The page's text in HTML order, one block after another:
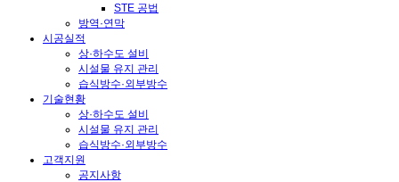
STE 공법
방역·연막
시공실적
상·하수도 설비
시설물 유지 관리
습식방수·외부방수
기술현황
상·하수도 설비
시설물 유지 관리
습식방수·외부방수
고객지원
공지사항